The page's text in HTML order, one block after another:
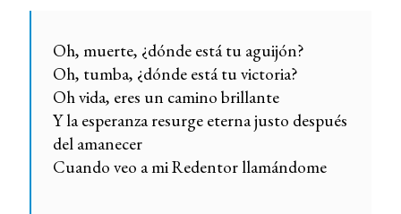
Oh, muerte, ¿dónde está tu aguijón?
Oh, tumba, ¿dónde está tu victoria?
Oh vida, eres un camino brillante
Y la esperanza resurge eterna justo después
del amanecer
Cuando veo a mi Redentor llamándome